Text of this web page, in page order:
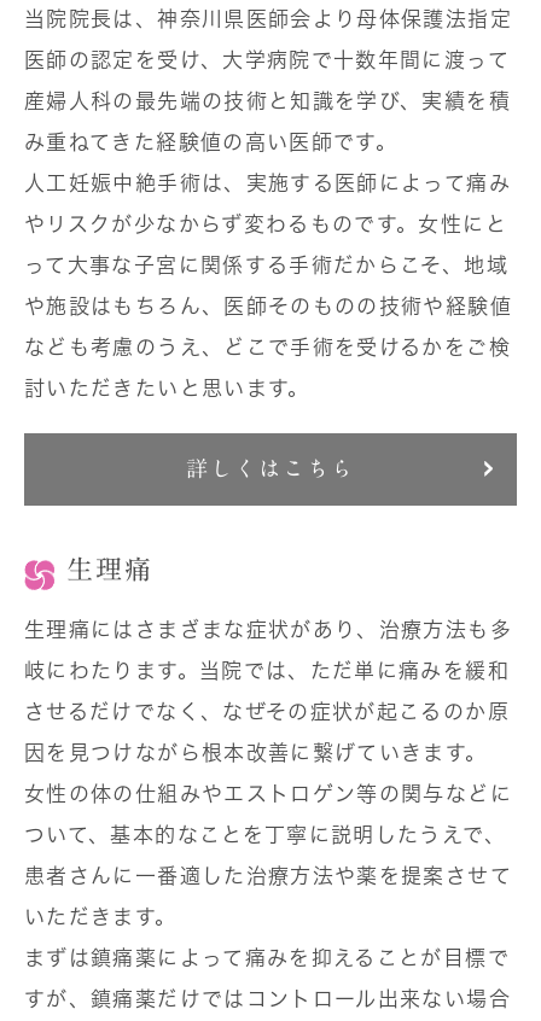
当院院長は、神奈川県医師会より母体保護法指定
医師の認定を受け、大学病院で十数年間に渡って
産婦人科の最先端の技術と知識を学び、実績を積
み重ねてきた経験値の高い医師です。
人工妊娠中絶手術は、実施する医師によって痛み
やリスクが少なからず変わるものです。女性にと
って大事な子宮に関係する手術だからこそ、地域
や施設はもちろん、医師そのものの技術や経験値
なども考慮のうえ、どこで手術を受けるかをご検
討いただきたいと思います。
詳しくはこちら
生理痛
生理痛にはさまざまな症状があり、治療方法も多
岐にわたります。当院では、ただ単に痛みを緩和
させるだけでなく、なぜその症状が起こるのか原
因を見つけながら根本改善に繋げていきます。
女性の体の仕組みやエストロゲン等の関与などに
ついて、基本的なことを丁寧に説明したうえで、
患者さんに一番適した治療方法や薬を提案させて
いただきます。
まずは鎮痛薬によって痛みを抑えることが目標で
すが、鎮痛薬だけではコントロール出来ない場合